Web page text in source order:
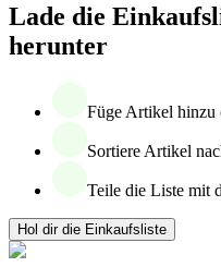
Lade die
herunter
Füge Artikel hinzu
Sortiere Artikel
Teile die Liste mit
Hol dir die Einkaufsliste